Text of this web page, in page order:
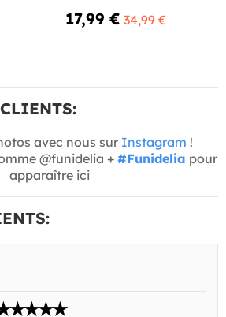
17,99 € 34,99 €
avec nous sur Instagram !
@funidelia + #Funidelia pour
apparaître ici